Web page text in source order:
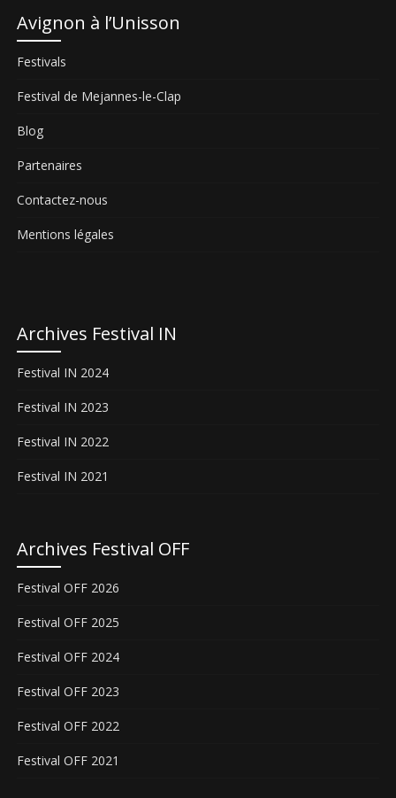
Avignon à l’Unisson
Festivals
Festival de Mejannes-le-Clap
Blog
Partenaires
Contactez-nous
Mentions légales
Archives Festival IN
Festival IN 2024
Festival IN 2023
Festival IN 2022
Festival IN 2021
Archives Festival OFF
Festival OFF 2026
Festival OFF 2025
Festival OFF 2024
Festival OFF 2023
Festival OFF 2022
Festival OFF 2021